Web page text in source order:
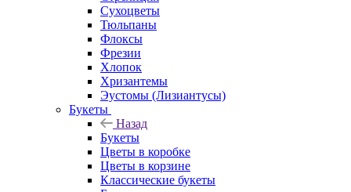
Сухоцветы
Тюльпаны
Флоксы
Фрезии
Хлопок
Хризантемы
Эустомы (Лизиантусы)
Букеты
Назад
Букеты
Цветы в коробке
Цветы в корзине
Классические букеты